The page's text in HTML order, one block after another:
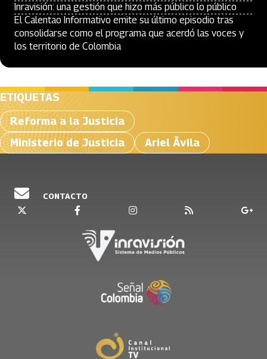
Inravisión: una gestión que hizo más público lo público
El Calentao Informativo emite su último episodio tras
consolidarse como el programa que acerdó las voces y
los territorio de Colombia
ETIQUETAS
Reforma a la Justicia
Ministerio de Justicia
Ariel Ãvila
CONTACTO